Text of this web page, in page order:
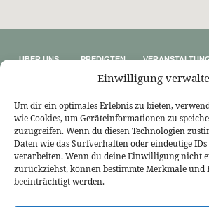
Einwilligung
Um dir ein optimales Erlebnis zu bieten,
wie Cookies, um Geräteinformationen zu
zuzugreifen. Wenn du diesen Technologien
Daten wie das Surfverhalten oder eindeutige IDs
verarbeiten. Wenn du deine Einwilligung nicht
zurückziehst, können bestimmte Merkmale und
beeinträchtigt werden.
ÜBER UNS
Impressum
PREDIGTEN
Predigtreihen
Sommerfreizeit
Bekennende Evangelisch-Reformierte Gemeinde
Bekennende Evangelisch-Reformierte Gemeinde
Bekennende Evangelisch-Reformierte Gemeinde
Akademie für Reformatorische Theologie
Bekennende Kirche (kostenlose Zeitschrift)